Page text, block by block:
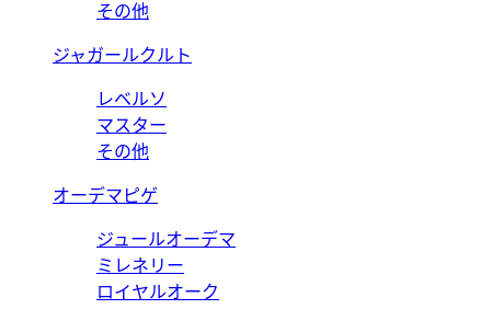
その他
ジャガールクルト
レベルソ
マスター
その他
オーデマピゲ
ジュールオーデマ
ミレネリー
ロイヤルオーク